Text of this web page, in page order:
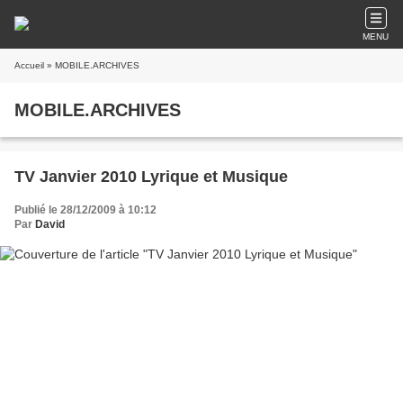
MENU
Accueil » MOBILE.ARCHIVES
MOBILE.ARCHIVES
TV Janvier 2010 Lyrique et Musique
Publié le 28/12/2009 à 10:12
Par David